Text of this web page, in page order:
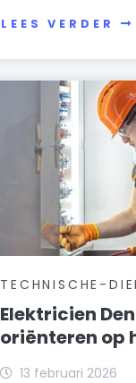
LEES VERDER
TECHNISCHE-
Elektricien
oriënteren op
13 februari 2026